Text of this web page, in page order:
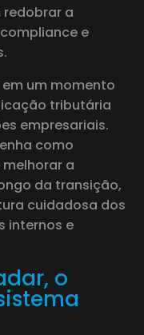
a
e
um momento
tributária
empresariais.
como
a
da transição,
cuidadosa dos
internos e
o